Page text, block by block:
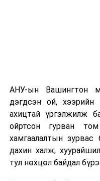
АНУ-ын Вашингтон
дэгдсэн ой, хээрийн
ахицтай үргэлжилж
ойртсон гурван
хамгаалалтын зурвас
дахин халж,
тул нөхцөл байдал